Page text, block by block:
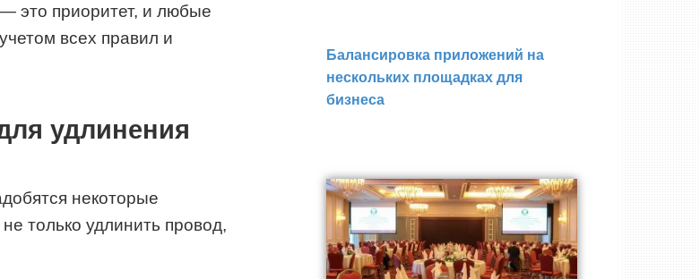
это приоритет, и любые
всех правил и
удлинения
некоторые
только удлинить провод,
Балансировка приложений на
нескольких площадках для
бизнеса